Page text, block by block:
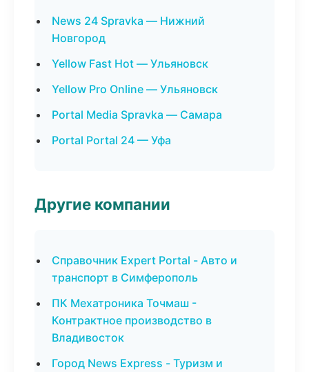
News 24 Spravka — Нижний
Новгород
Yellow Fast Hot — Ульяновск
Yellow Pro Online — Ульяновск
Portal Media Spravka — Самара
Portal Portal 24 — Уфа
Другие компании
Справочник Expert Portal - Авто и
транспорт в Симферополь
ПК Мехатроника Точмаш -
Контрактное производство в
Владивосток
Город News Express - Туризм и